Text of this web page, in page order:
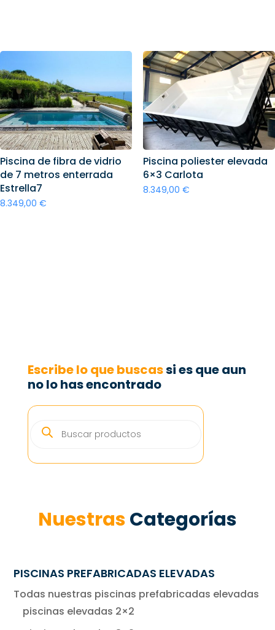
Piscina de fibra de vidrio
de 7 metros enterrada
Estrella7
8.349,00 €
Piscina poliester elevada
6×3 Carlota
8.349,00 €
Escribe lo que buscassi es que aun
no lo has encontrado
BÚSQUEDA
NuestrasCategorías
PISCINAS PREFABRICADAS ELEVADAS
Todas nuestras piscinas prefabricadas elevadas
piscinas elevadas 2×2